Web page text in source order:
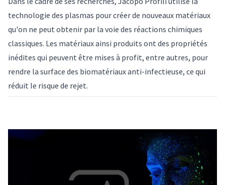
technologie des plasmas pour créer de nouveaux matériaux
qu'on ne peut obtenir par la voie des réactions chimiques
classiques. Les matériaux ainsi produits ont des propriétés
inédites qui peuvent être mises à profit, entre autres, pour
rendre la surface des biomatériaux anti-infectieuse, ce qui
réduit le risque de rejet.